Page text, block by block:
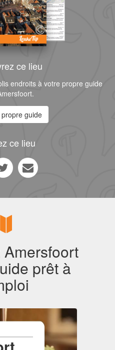
ce lieu
endroits à votre propre guide
guide
ce lieu
prêt à